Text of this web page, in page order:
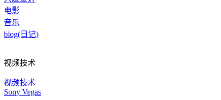
电影
音乐
blog(日记)
视频技术
视频技术
Sony Vegas